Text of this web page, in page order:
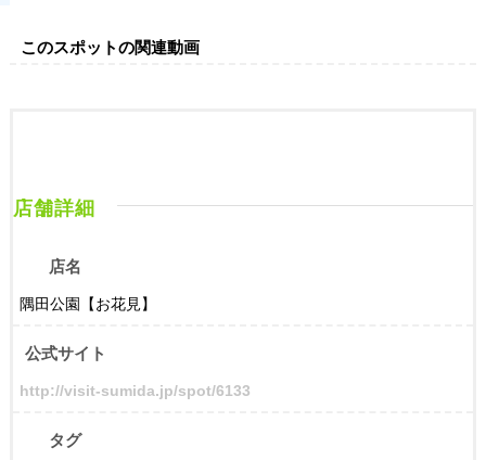
このスポットの関連動画
店舗詳細
店名
隅田公園【お花見】
公式サイト
http://visit-sumida.jp/spot/6133
タグ